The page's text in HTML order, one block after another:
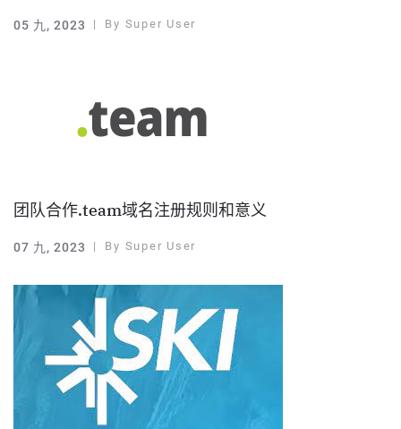
05 九, 2023 By Super User
团队合作.team域名注册规则和意义
07 九, 2023 By Super User